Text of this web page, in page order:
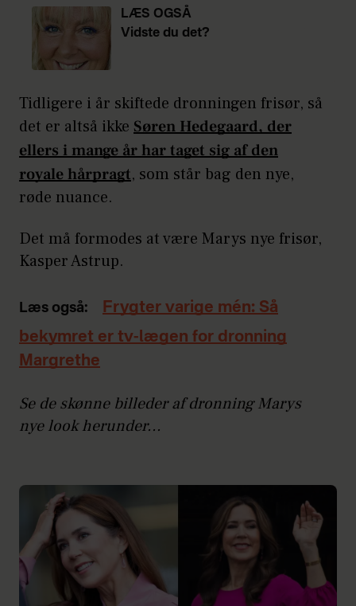
LÆS OGSÅ
Vidste du det?
Tidligere i år skiftede dronningen frisør, så
det er altså ikke Søren Hedegaard, der
ellers i mange år har taget sig af den
royale hårpragt, som står bag den nye,
røde nuance.
Det må formodes at være Marys nye frisør,
Kasper Astrup.
Læs også:
Frygter varige mén: Så
bekymret er tv-lægen for dronning
Margrethe
Se de skønne billeder af dronning Marys
nye look herunder...